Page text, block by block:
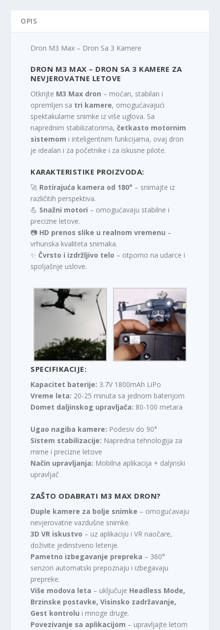
OPIS
Dron M3 Max – Dron Sa 3 Kamere
DRON M3 MAX – DRON SA 3 KAMERE ZA
NEVJEROVATNE LETOVE
Otkrijte M3 Max dron – moćan, stabilan i
opremljen sa tri kamere, omogućavajući
spektakularne snimke iz više uglova. Sa
naprednim stabilizatorima,četkasto motornim
sistemom i inteligentnim funkcijama, ovaj dron
je idealan i za početnike i za iskusne pilote.
KARAKTERISTIKE PROIZVODA:
🚀 Rotirajuća kamera od 180° – snimajte iz
različitih perspektiva.
💪 Snažni motori – omogućavaju stabilne i
precizne letove.
📷 HD prenos slike u realnom vremenu –
vrhunska kvaliteta snimaka.
✨ Čvrsto i izdržljivo telo – otporno na udarce i
spoljašnje uslove.
SPECIFIKACIJE:
Kapacitet baterije: 3.7V 1800mAh LiPo
Vreme leta: 20-25 minuta sa jednom baterijom
Domet daljinskog upravljača: 80-100 metara
Ugao nagiba kamere: Podesiv do 90°
Sistem stabilizacije: Napredna tehnologija za
mirne i precizne letove
Način upravljanja: Mobilna aplikacija + daljinski
upravljač
ZAŠTO ODABRATI M3 MAX DRON?
Duple kamere za bolje snimke – omogućavaju
nevjerovatne vazdušne snimke.
3D VR iskustvo – uz aplikaciju i VR naočare,
doživite jedinstveno letenje.
Pametno izbegavanje prepreka – 360°
senzori automatski prepoznaju i izbegavaju
prepreke.
Više modova leta – uključuje Headless Mode,
Brzinske postavke, Visinsko zadržavanje,
Gest kontrolu i mnoge druge.
Povezivanje sa aplikacijom – upravljajte letom